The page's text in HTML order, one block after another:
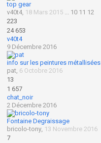
top gear
v40t4, 18 Mars 2015 ... 10 11 12
223
24 653
v40t4
9 Décembre 2016
info sur les peintures métallisées
pat, 6 Octobre 2016
13
1 657
chat_noir
2 Décembre 2016
Fontaine Degraissage
bricolo-tony, 13 Novembre 2016
7